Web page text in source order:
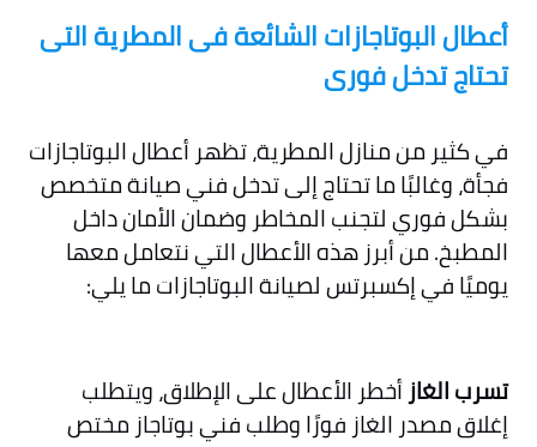
أعطال البوتاجازات الشائعة فى المطرية التى
تحتاج تدخل فورى
في كثير من منازل المطرية، تظهر أعطال البوتاجازات
فجأة، وغالبًا ما تحتاج إلى تدخل فني صيانة متخصص
بشكل فوري لتجنب المخاطر وضمان الأمان داخل
المطبخ. من أبرز هذه الأعطال التي نتعامل معها
يوميًا في إكسبرتس لصيانة البوتاجازات ما يلي:
تسرب الغازأخطر الأعطال على الإطلاق، ويتطلب
إغلاق مصدر الغاز فورًا وطلب فني بوتاجاز مختص